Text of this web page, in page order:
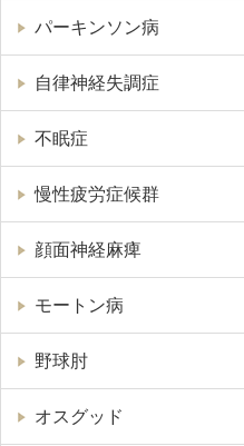
パーキンソン病
自律神経失調症
不眠症
慢性疲労症候群
顔面神経麻痺
モートン病
野球肘
オスグッド